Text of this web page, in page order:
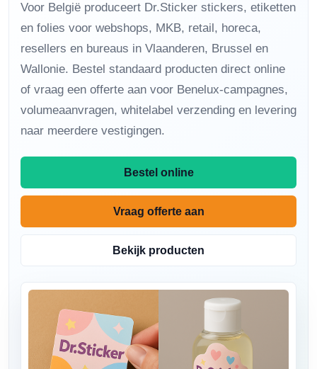
Voor België produceert Dr.Sticker stickers, etiketten
en folies voor webshops, MKB, retail, horeca,
resellers en bureaus in Vlaanderen, Brussel en
Wallonie. Bestel standaard producten direct online
of vraag een offerte aan voor Benelux-campagnes,
volumeaanvragen, whitelabel verzending en levering
naar meerdere vestigingen.
Bestel online
Vraag offerte aan
Bekijk producten